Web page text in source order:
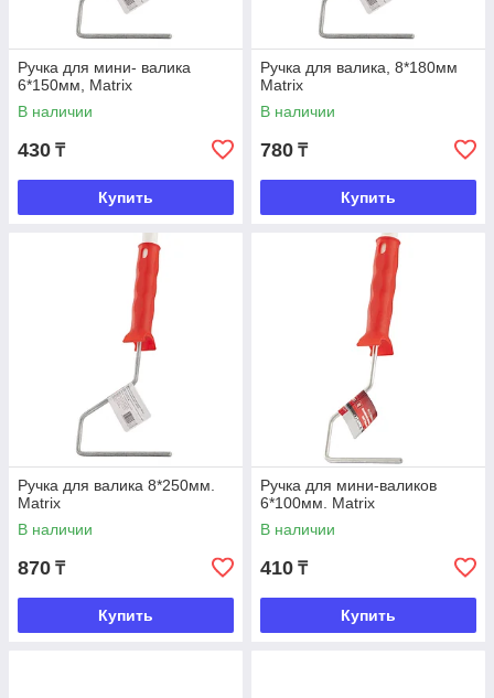
Ручка для мини- валика
6*150мм, Matrix
В наличии
430 ₸
Купить
Ручка для валика, 8*180мм
Matrix
В наличии
780 ₸
Купить
Ручка для валика 8*250мм.
Matrix
В наличии
870 ₸
Купить
Ручка для мини-валиков
6*100мм. Matrix
В наличии
410 ₸
Купить